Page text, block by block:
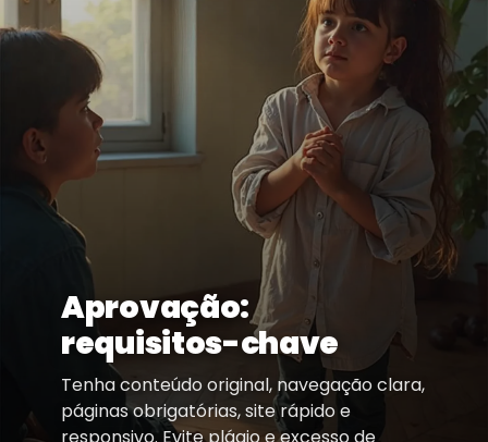
Aprovação:
requisitos-chave
Tenha conteúdo original, navegação clara,
páginas obrigatórias, site rápido e